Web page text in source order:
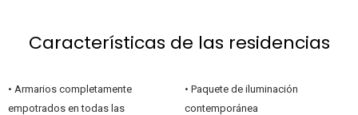
Características de las residencias
• Armarios completamente
empotrados en todas las
• Paquete de iluminación
contemporánea